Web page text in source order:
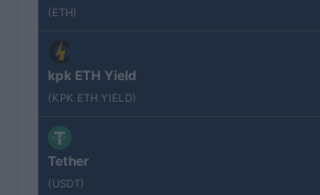
(ETH)
kpk ETH Yield
(KPK ETH YIELD)
Tether
(USDT)